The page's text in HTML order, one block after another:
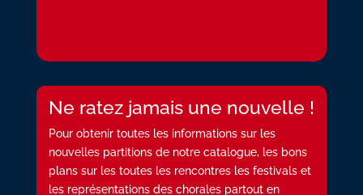
Ne ratez jamais une nouvelle !
Pour obtenir toutes les informations sur les
nouvelles partitions de notre catalogue, les bons
plans sur les toutes les rencontres les festivals et
les représentations des chorales partout en